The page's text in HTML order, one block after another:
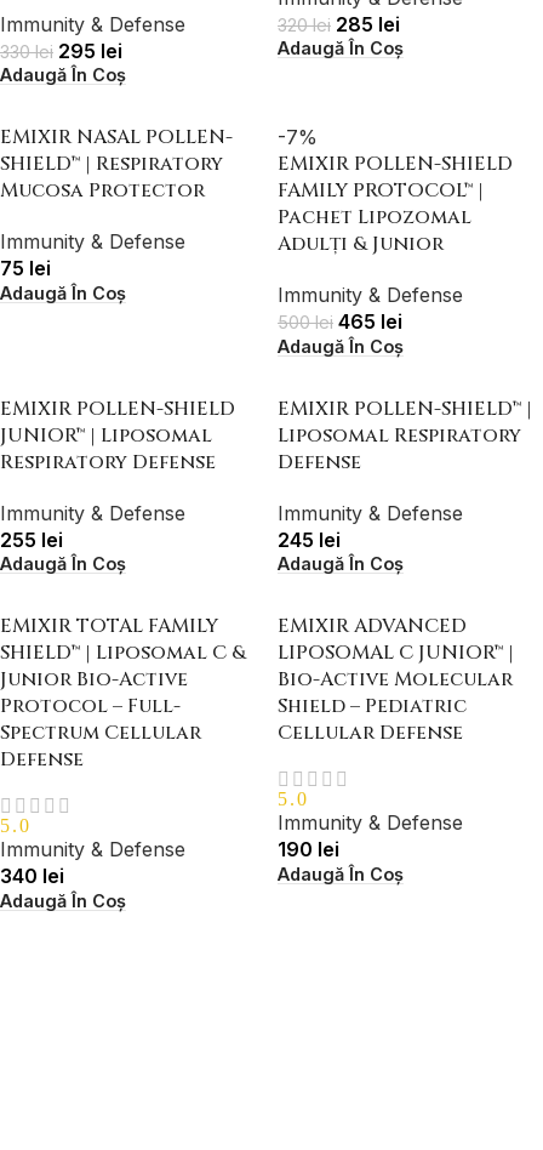
Immunity & Defense
330lei 295 lei
Adaugă În Coș
320lei 285 lei
Adaugă În Coș
EMIXIR NASAL POLLEN-
SHIELD™ | Respiratory
Mucosa Protector
Immunity & Defense
75 lei
Adaugă În Coș
-7%
EMIXIR POLLEN-SHIELD
FAMILY PROTOCOL™ |
Pachet Lipozomal
Adulți & Junior
Immunity & Defense
500lei 465 lei
Adaugă În Coș
EMIXIR POLLEN-SHIELD
JUNIOR™ | Liposomal
Respiratory Defense
Immunity & Defense
255 lei
Adaugă În Coș
EMIXIR POLLEN-SHIELD™ |
Liposomal Respiratory
Defense
Immunity & Defense
245 lei
Adaugă În Coș
EMIXIR TOTAL FAMILY
SHIELD™ | Liposomal C &
Junior Bio-Active
Protocol – Full-
Spectrum Cellular
Defense
5.0
Immunity & Defense
340 lei
Adaugă În Coș
EMIXIR ADVANCED
LIPOSOMAL C JUNIOR™ |
Bio-Active Molecular
Shield – Pediatric
Cellular Defense
5.0
Immunity & Defense
190 lei
Adaugă În Coș